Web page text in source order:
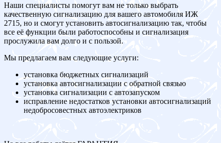
Наши специалисты помогут вам не только выбрать
качественную сигнализацию для вашего автомобиля ИЖ
2715, но и смогут установить автосигнализацию так, чтобы
все её функции были работоспособны и сигнализация
прослужила вам долго и с пользой.
Мы предлагаем вам следующие услуги:
установка бюджетных сигнализаций
установка автосигнализации с обратной связью
установка сигнализации с автозапуском
исправление недостатков установки автосигнализаций
недобросовестных автоэлектриков